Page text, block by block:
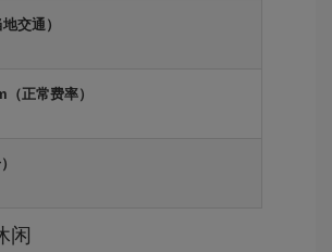
交通）
正常费率）
闲